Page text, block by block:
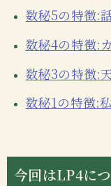
数秘5の特徴:
数秘4の特徴:
数秘3の特徴:
数秘1の特徴:
今回はLP4に